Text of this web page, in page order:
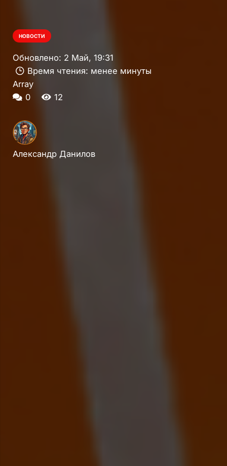
НОВОСТИ
Обновлено: 2 Май, 19:31
Время чтения: менее минуты
Array
0
12
Александр Данилов